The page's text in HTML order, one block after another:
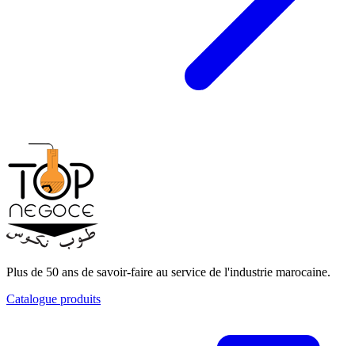
Plus de 50 ans de savoir-faire au service de l'industrie marocaine.
Catalogue produits